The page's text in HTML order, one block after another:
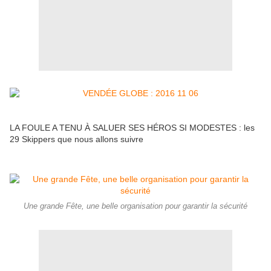
LA FOULE A TENU À SALUER SES HÉROS SI MODESTES : les
29 Skippers que nous allons suivre
Une grande Fête, une belle organisation pour garantir la sécurité